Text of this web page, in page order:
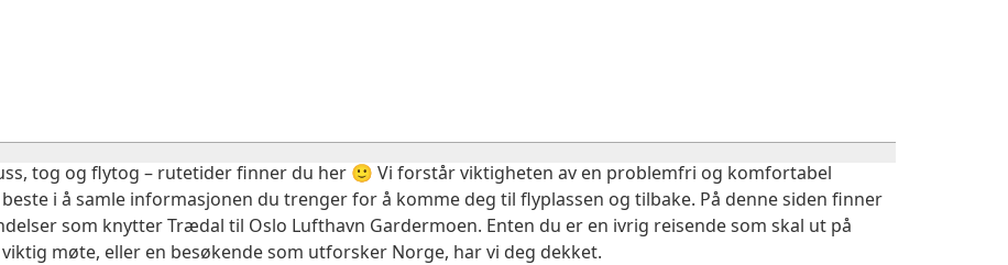
tog og flytog – rutetider finner du her 🙂 Vi forstår viktigheten av en problemfri og komfortabel
i å samle informasjonen du trenger for å komme deg til flyplassen og tilbake. På denne siden finner
som knytter Trædal til Oslo Lufthavn Gardermoen. Enten du er en ivrig reisende som skal ut på
møte, eller en besøkende som utforsker Norge, har vi deg dekket.